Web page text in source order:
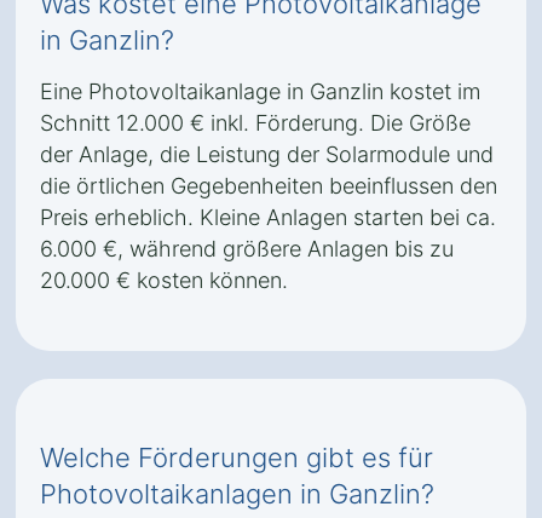
in Ganzlin?
Eine Photovoltaikanlage in Ganzlin kostet im
Schnitt 12.000 € inkl. Förderung. Die Größe
der Anlage, die Leistung der Solarmodule und
die örtlichen Gegebenheiten beeinflussen den
Preis erheblich. Kleine Anlagen starten bei ca.
6.000 €, während größere Anlagen bis zu
20.000 € kosten können.
Welche Förderungen gibt es für
Photovoltaikanlagen in Ganzlin?